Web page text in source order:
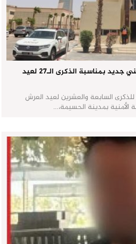
الحسيمة تتعزز بمجمع أمني جديد بمناسبة الذكرى الـ27 لعيد
للذكرى السابعة والعشرين لعيد العرش
الأمنية بمدينة الحسيمة،…